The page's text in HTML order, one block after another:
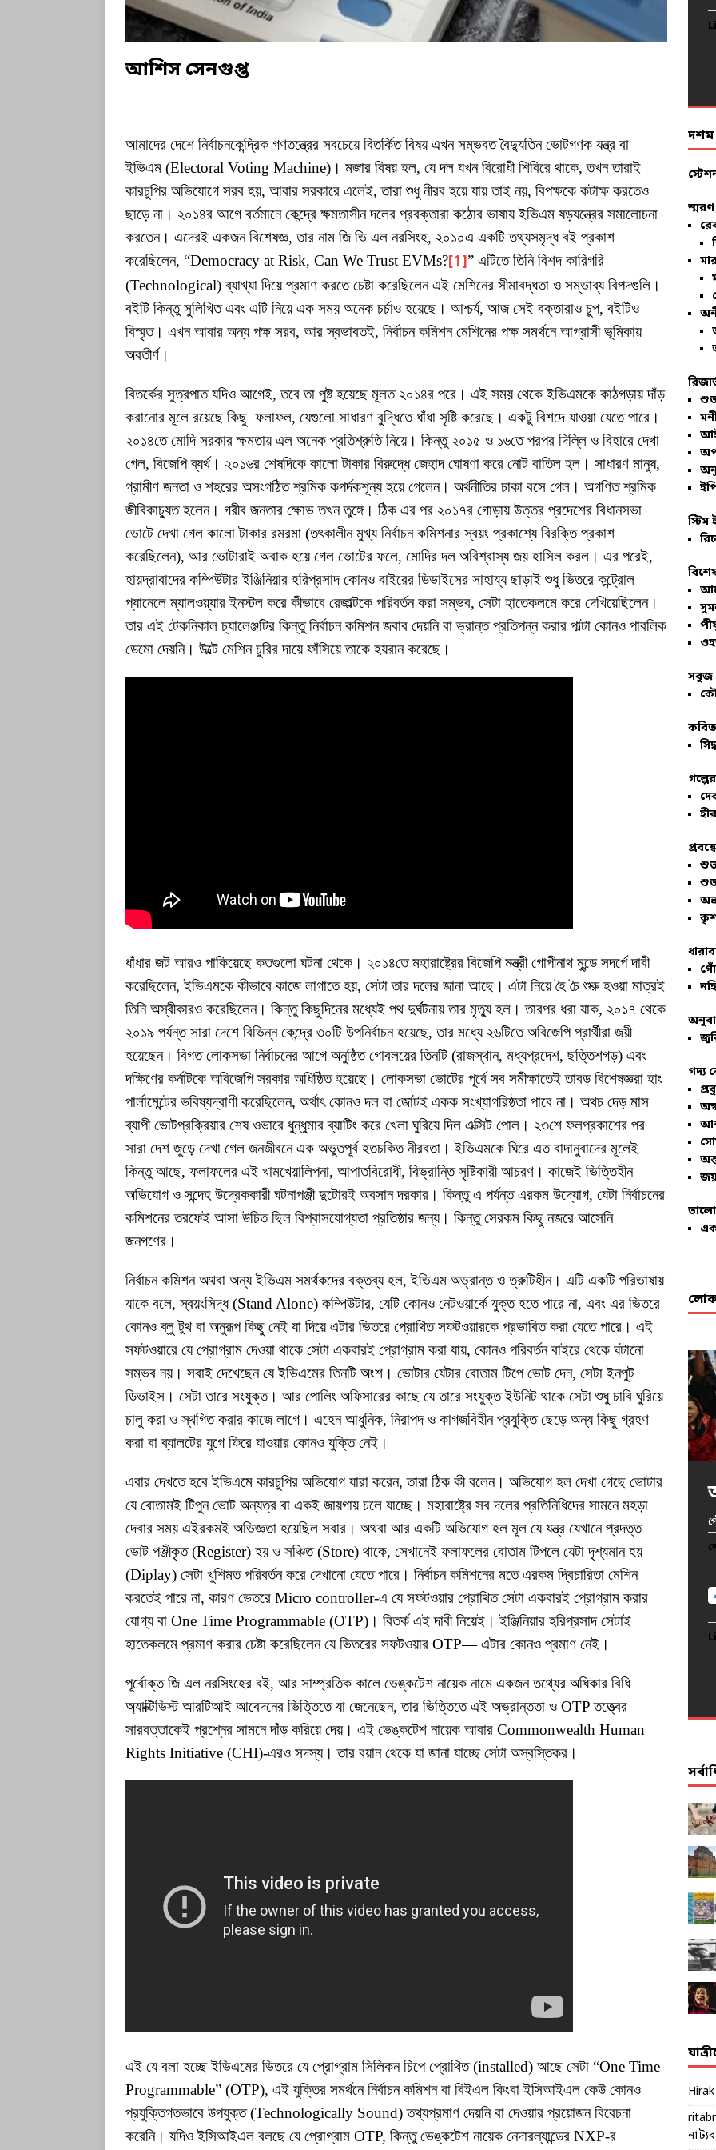
আশিস সেনগুপ্ত
আমাদের দেশে নির্বাচনকেন্দ্রিক গণতন্ত্রের সবচেয়ে বিতর্কিত বিষয় এখন সম্ভবত বৈদ্যুতিন ভোটগণক যন্ত্র বা
ইভিএম (Electoral Voting Machine)। মজার বিষয় হল, যে দল যখন বিরোধী শিবিরে থাকে, তখন তারাই
কারচুপির অভিযোগে সরব হয়, আবার সরকারে এলেই, তারা শুধু নীরব হয়ে যায় তাই নয়, বিপক্ষকে কটাক্ষ করতেও
ছাড়ে না। ২০১৪র আগে বর্তমানে কেন্দ্রে ক্ষমতাসীন দলের প্রবক্তারা কঠোর ভাষায় ইভিএম ষড়যন্ত্রের সমালোচনা
করতেন। এদেরই একজন বিশেষজ্ঞ, তার নাম জি ভি এল নরসিংহ, ২০১০এ একটি তথ্যসমৃদ্ধ বই প্রকাশ
করেছিলেন, “Democracy at Risk, Can We Trust EVMs?[1]” এটিতে তিনি বিশদ কারিগরি
(Technological) ব্যাখ্যা দিয়ে প্রমাণ করতে চেষ্টা করেছিলেন এই মেশিনের সীমাবদ্ধতা ও সম্ভাব্য বিপদগুলি।
বইটি কিন্তু সুলিখিত এবং এটি নিয়ে এক সময় অনেক চর্চাও হয়েছে। আশ্চর্য, আজ সেই বক্তারাও চুপ, বইটিও
বিস্মৃত। এখন আবার অন্য পক্ষ সরব, আর স্বভাবতই, নির্বাচন কমিশন মেশিনের পক্ষ সমর্থনে আগ্রাসী ভূমিকায়
অবতীর্ণ।
বিতর্কের সুত্রপাত যদিও আগেই, তবে তা পুষ্ট হয়েছে মূলত ২০১৪র পরে। এই সময় থেকে ইভিএমকে কাঠগড়ায় দাঁড়
করানোর মূলে রয়েছে কিছু ফলাফল, যেগুলো সাধারণ বুদ্ধিতে ধাঁধা সৃষ্টি করেছে। একটু বিশদে যাওয়া যেতে পারে।
২০১৪তে মোদি সরকার ক্ষমতায় এল অনেক প্রতিশ্রুতি নিয়ে। কিন্তু ২০১৫ ও ১৬তে পরপর দিল্লি ও বিহারে দেখা
গেল, বিজেপি ব্যর্থ। ২০১৬র শেষদিকে কালো টাকার বিরুদ্ধে জেহাদ ঘোষণা করে নোট বাতিল হল। সাধারণ মানুষ,
গ্রামীণ জনতা ও শহরের অসংগঠিত শ্রমিক কপর্দকশূন্য হয়ে গেলেন। অর্থনীতির চাকা বসে গেল। অগণিত শ্রমিক
জীবিকাচ্যুত হলেন। গরীব জনতার ক্ষোভ তখন তুঙ্গে। ঠিক এর পর ২০১৭র গোড়ায় উত্তর প্রদেশের বিধানসভা
ভোটে দেখা গেল কালো টাকার রমরমা (তৎকালীন মুখ্য নির্বাচন কমিশনার স্বয়ং প্রকাশ্যে বিরক্তি প্রকাশ
করেছিলেন), আর ভোটারাই অবাক হয়ে গেল ভোটের ফলে, মোদির দল অবিশ্বাস্য জয় হাসিল করল। এর পরেই,
হায়দ্রাবাদের কম্পিউটার ইঞ্জিনিয়ার হরিপ্রসাদ কোনও বাইরের ডিভাইসের সাহায্য ছাড়াই শুধু ভিতরে কন্ট্রোল
প্যানেলে ম্যালওয়্যার ইনস্টল করে কীভাবে রেজাল্টকে পরিবর্তন করা সম্ভব, সেটা হাতেকলমে করে দেখিয়েছিলেন।
তার এই টেকনিকাল চ্যালেঞ্জটির কিন্তু নির্বাচন কমিশন জবাব দেয়নি বা ভ্রান্ত প্রতিপন্ন করার পাল্টা কোনও পাবলিক
ডেমো দেয়নি। উল্টে মেশিন চুরির দায়ে ফাঁসিয়ে তাকে হয়রান করেছে।
ধাঁধার জট আরও পাকিয়েছে কতগুলো ঘটনা থেকে। ২০১৪তে মহারাষ্ট্রের বিজেপি মন্ত্রী গোপীনাথ মুন্ডে সদর্পে দাবী
করেছিলেন, ইভিএমকে কীভাবে কাজে লাগাতে হয়, সেটা তার দলের জানা আছে। এটা নিয়ে হৈ চৈ শুরু হওয়া মাত্রই
তিনি অস্বীকারও করেছিলেন। কিন্তু কিছুদিনের মধ্যেই পথ দুর্ঘটনায় তার মৃত্যু হল। তারপর ধরা যাক, ২০১৭ থেকে
২০১৯ পর্যন্ত সারা দেশে বিভিন্ন কেন্দ্রে ৩০টি উপনির্বাচন হয়েছে, তার মধ্যে ২৬টিতে অবিজেপি প্রার্থীরা জয়ী
হয়েছেন। বিগত লোকসভা নির্বাচনের আগে অনুষ্ঠিত গোবলয়ের তিনটি (রাজস্থান, মধ্যপ্রদেশ, ছত্তিশগড়) এবং
দক্ষিণের কর্নাটকে অবিজেপি সরকার অধিষ্ঠিত হয়েছে। লোকসভা ভোটের পূর্বে সব সমীক্ষাতেই তাবড় বিশেষজ্ঞরা হাং
পার্লামেন্টের ভবিষ্যদ্বাণী করেছিলেন, অর্থাৎ কোনও দল বা জোটই একক সংখ্যাগরিষ্ঠতা পাবে না। অথচ দেড় মাস
ব্যাপী ভোটপ্রক্রিয়ার শেষ ওভারে ধুন্ধুমার ব্যাটিং করে খেলা ঘুরিয়ে দিল এক্সিট পোল। ২৩শে ফলপ্রকাশের পর
সারা দেশ জুড়ে দেখা গেল জনজীবনে এক অভুতপূর্ব হতচকিত নীরবতা। ইভিএমকে ঘিরে এত বাদানুবাদের মূলেই
কিন্তু আছে, ফলাফলের এই খামখেয়ালিপনা, আপাতবিরোধী, বিভ্রান্তি সৃষ্টিকারী আচরণ। কাজেই ভিত্তিহীন
অভিযোগ ও সন্দেহ উদ্রেককারী ঘটনাপঞ্জী দুটোরই অবসান দরকার। কিন্তু এ পর্যন্ত এরকম উদ্যোগ, যেটা নির্বাচনের
কমিশনের তরফেই আসা উচিত ছিল বিশ্বাসযোগ্যতা প্রতিষ্ঠার জন্য। কিন্তু সেরকম কিছু নজরে আসেনি
জনগণের।
নির্বাচন কমিশন অথবা অন্য ইভিএম সমর্থকদের বক্তব্য হল, ইভিএম অভ্রান্ত ও ত্রুটিহীন। এটি একটি পরিভাষায়
যাকে বলে, স্বয়ংসিদ্ধ (Stand Alone) কম্পিউটার, যেটি কোনও নেটওয়ার্কে যুক্ত হতে পারে না, এবং এর ভিতরে
কোনও ব্লু টুথ বা অনুরূপ কিছু নেই যা দিয়ে এটার ভিতরে প্রোথিত সফটওয়ারকে প্রভাবিত করা যেতে পারে। এই
সফটওয়ারে যে প্রোগ্রাম দেওয়া থাকে সেটা একবারই প্রোগ্রাম করা যায়, কোনও পরিবর্তন বাইরে থেকে ঘটানো
সম্ভব নয়। সবাই দেখেছেন যে ইভিএমের তিনটি অংশ। ভোটার যেটার বোতাম টিপে ভোট দেন, সেটা ইনপুট
ডিভাইস। সেটা তারে সংযুক্ত। আর পোলিং অফিসারের কাছে যে তারে সংযুক্ত ইউনিট থাকে সেটা শুধু চাবি ঘুরিয়ে
চালু করা ও স্থগিত করার কাজে লাগে। এহেন আধুনিক, নিরাপদ ও কাগজবিহীন প্রযুক্তি ছেড়ে অন্য কিছু গ্রহণ
করা বা ব্যালটের যুগে ফিরে যাওয়ার কোনও যুক্তি নেই।
এবার দেখতে হবে ইভিএমে কারচুপির অভিযোগ যারা করেন, তারা ঠিক কী বলেন। অভিযোগ হল দেখা গেছে ভোটার
যে বোতামই টিপুন ভোট অন্যত্র বা একই জায়গায় চলে যাচ্ছে। মহারাষ্ট্রে সব দলের প্রতিনিধিদের সামনে মহড়া
দেবার সময় এইরকমই অভিজ্ঞতা হয়েছিল সবার। অথবা আর একটি অভিযোগ হল মূল যে যন্ত্র যেখানে প্রদত্ত
ভোট পঞ্জীকৃত (Register) হয় ও সঞ্চিত (Store) থাকে, সেখানেই ফলাফলের বোতাম টিপলে যেটা দৃশ্যমান হয়
(Diplay) সেটা খুশিমত পরিবর্তন করে দেখানো যেতে পারে। নির্বাচন কমিশনের মতে এরকম দ্বিচারিতা মেশিন
করতেই পারে না, কারণ ভেতরে Micro controller-এ যে সফটওয়ার প্রোথিত সেটা একবারই প্রোগ্রাম করার
যোগ্য বা One Time Programmable (OTP)। বিতর্ক এই দাবী নিয়েই। ইঞ্জিনিয়ার হরিপ্রসাদ সেটাই
হাতেকলমে প্রমাণ করার চেষ্টা করেছিলেন যে ভিতরের সফটওয়ার OTP— এটার কোনও প্রমাণ নেই।
পূর্বোক্ত জি এল নরসিংহের বই, আর সাম্প্রতিক কালে ভেঙ্কটেশ নায়েক নামে একজন তথ্যের অধিকার বিধি
অ্যাক্টিভিস্ট আরটিআই আবেদনের ভিত্তিতে যা জেনেছেন, তার ভিত্তিতে এই অভ্রান্ততা ও OTP তত্ত্বের
সারবত্তাকেই প্রশ্নের সামনে দাঁড় করিয়ে দেয়। এই ভেঙ্কটেশ নায়েক আবার Commonwealth Human
Rights Initiative (CHI)-এরও সদস্য। তার বয়ান থেকে যা জানা যাচ্ছে সেটা অস্বস্তিকর।
এই যে বলা হচ্ছে ইভিএমের ভিতরে যে প্রোগ্রাম সিলিকন চিপে প্রোথিত (installed) আছে সেটা “One Time
Programmable” (OTP), এই যুক্তির সমর্থনে নির্বাচন কমিশন বা বিইএল কিংবা ইসিআইএল কেউ কোনও
প্রযুক্তিগতভাবে উপযুক্ত (Technologically Sound) তথ্যপ্রমাণ দেয়নি বা দেওয়ার প্রয়োজন বিবেচনা
করেনি। যদিও ইসিআইএল বলছে যে প্রোগ্রাম OTP, কিন্তু ভেঙ্কটেশ নায়েক নেদারল্যান্ডের NXP-র
দশম
স্মরণ
স্টিম
সবুজ
গদ্য